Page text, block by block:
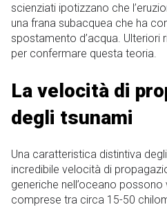
scienziati ipotizzano che
una frana subacquea che ha
spostamento d’acqua. Ulteriori
per confermare questa teoria.
La velocità di
degli tsunami
Una caratteristica distintiva
incredibile velocità di
generiche nell’oceano
comprese tra circa 15-50